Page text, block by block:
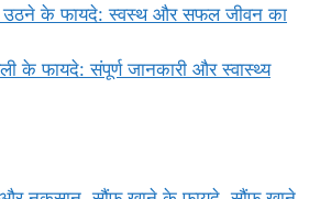
उठने के फायदे: स्वस्थ और सफल जीवन का
के फायदे: संपूर्ण जानकारी और स्वास्थ्य